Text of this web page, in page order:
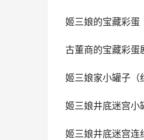
姬三娘的宝藏彩蛋
古董商的宝藏彩蛋
姬三娘家小罐子（
姬三娘井底迷宫小
姬三娘井底迷宫连